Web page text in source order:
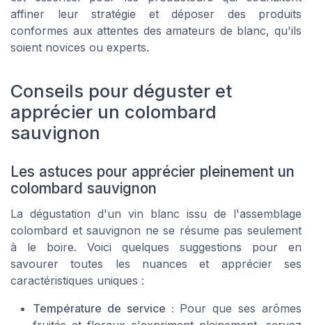
affiner leur stratégie et déposer des produits
conformes aux attentes des amateurs de blanc, qu'ils
soient novices ou experts.
Conseils pour déguster et
apprécier un colombard
sauvignon
Les astuces pour apprécier pleinement un
colombard sauvignon
La dégustation d'un vin blanc issu de l'assemblage
colombard et sauvignon ne se résume pas seulement
à le boire. Voici quelques suggestions pour en
savourer toutes les nuances et apprécier ses
caractéristiques uniques :
Température de service : Pour que ses arômes